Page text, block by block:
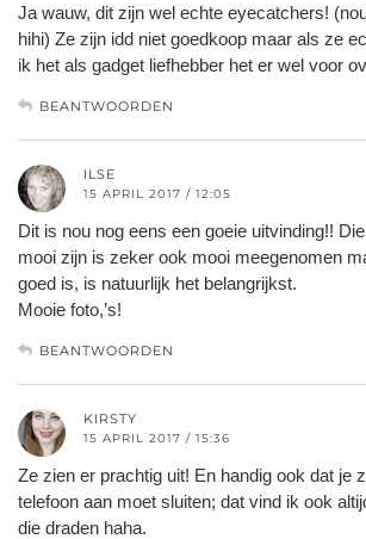
Ja wauw, dit zijn wel echte eyecatchers!
hihi) Ze zijn idd niet goedkoop maar als ze
ik het als gadget liefhebber het er wel voor
BEANTWOORDEN
ILSE
15 APRIL 2017 / 12:05
Dit is nou nog eens een goeie uitvinding!!
mooi zijn is zeker ook mooi meegenomen
goed is, is natuurlijk het belangrijkst.
Mooie foto,’s!
BEANTWOORDEN
KIRSTY
15 APRIL 2017 / 15:36
Ze zien er prachtig uit! En handig ook dat je
telefoon aan moet sluiten; dat vind ik ook
die draden haha.